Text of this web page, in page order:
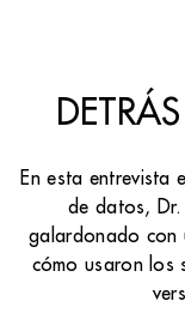
En esta entrevista
de datos,
galardonado con
cómo usaron los